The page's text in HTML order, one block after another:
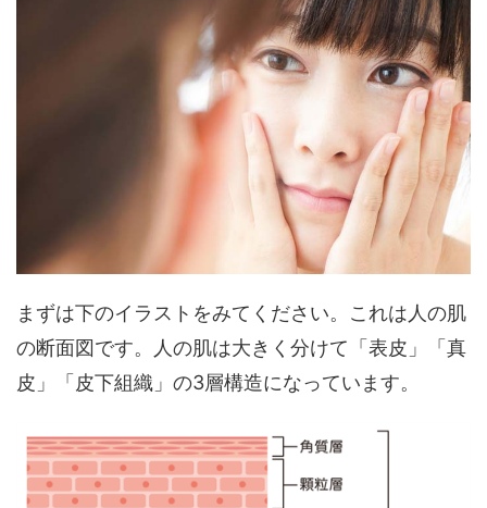
まずは下のイラストをみてください。これは人の肌
の断面図です。人の肌は大きく分けて「表皮」「真
皮」「皮下組織」の3層構造になっています。